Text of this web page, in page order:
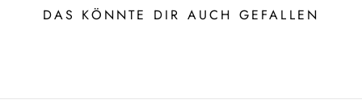
DAS KÖNNTE DIR AUCH GEFALLEN